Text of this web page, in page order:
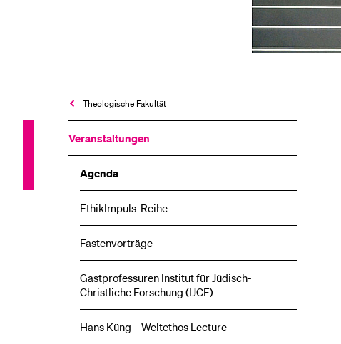
Theologische Fakultät
Veranstaltungen
Agenda
EthikImpuls-Reihe
Fastenvorträge
Gastprofessuren Institut für Jüdisch-
Christliche Forschung (IJCF)
Hans Küng – Weltethos Lecture